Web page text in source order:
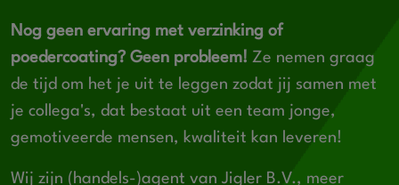
Nog geen ervaring met verzinking of
poedercoating? Geen probleem! Ze nemen graag
de tijd om het je uit te leggen zodat jij samen met
je collega's, dat bestaat uit een team jonge,
gemotiveerde mensen, kwaliteit kan leveren!
Wij zijn (handels-)agent van Jigler B.V., meer